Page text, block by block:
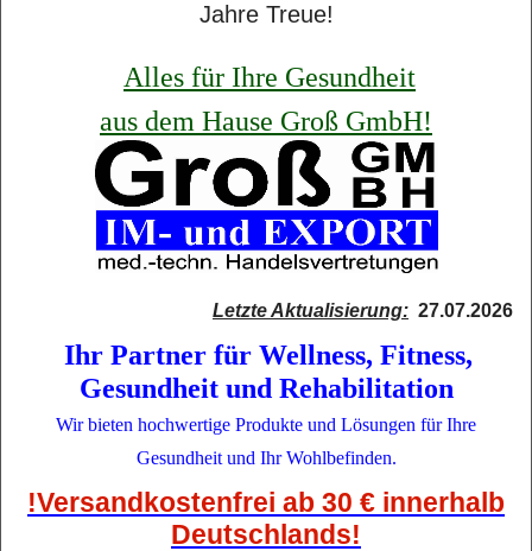
Jahre Treue!
Alles für Ihre Gesundheit
aus dem Hause Groß GmbH!
Letzte Aktualisierung: 27.07.2026
Ihr Partner für Wellness, Fitness,
Gesundheit und Rehabilitation
Wir bieten hochwertige Produkte und Lösungen für Ihre
Gesundheit und Ihr Wohlbefinden.
!Versandkostenfrei ab 30 € innerhalb
Deutschlands!